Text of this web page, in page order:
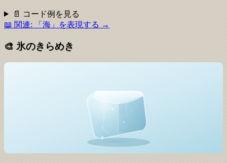
📄 コード例を見る
📖 関連:
「海」を表現する →
🎨 氷のきらめき